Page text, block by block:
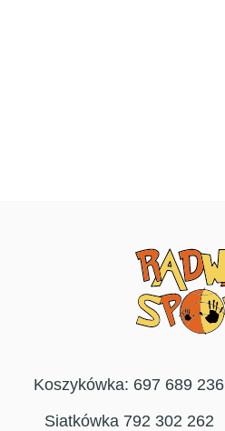
Koszykówka: 697 689 236
Siatkówka 792 302 262